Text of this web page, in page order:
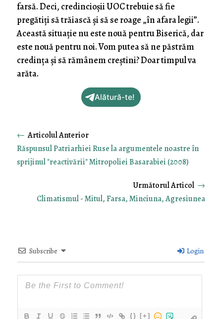
farsă. Deci, credincioșii UOC trebuie să fie
pregătiți să trăiască și să se roage „în afara legii”.
Această situație nu este nouă pentru Biserică, dar
este nouă pentru noi. Vom putea să ne păstrăm
credința și să rămânem creștini? Doar timpul va
arăta.
Alătură-te!
←
Răspunsul Patriarhiei Ruse la argumentele noastre în
sprijinul "reactivării" Mitropoliei Basarabiei (2008)
Climatismul - Mitul, Farsa, Minciuna, Agresiunea
→
Subscribe Login
{} [+]